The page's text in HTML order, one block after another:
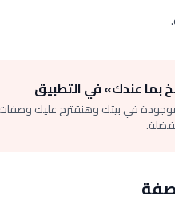
بما عندك» في التطبيق
في بيتك وهنقترح عليك